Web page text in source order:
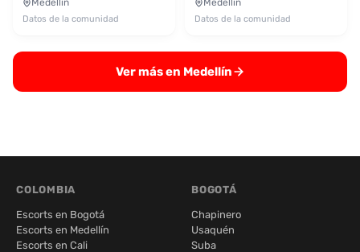
Medellín
Datos de la comunidad
Medellín
Datos de la comunidad
Ver más en Medellín
COLOMBIA
Escorts en Bogotá
Escorts en Medellín
Escorts en Cali
BOGOTÁ
Chapinero
Usaquén
Suba